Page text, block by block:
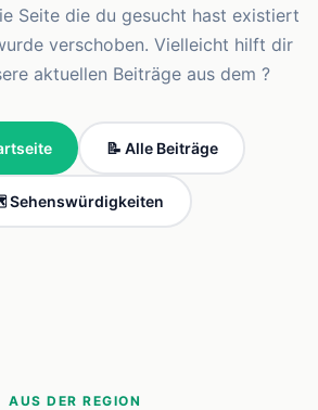
Seite die du gesucht hast existiert
verschoben. Vielleicht hilft dir
aktuellen Beiträge aus dem ?
📝 Alle Beiträge
AUS DER REGION